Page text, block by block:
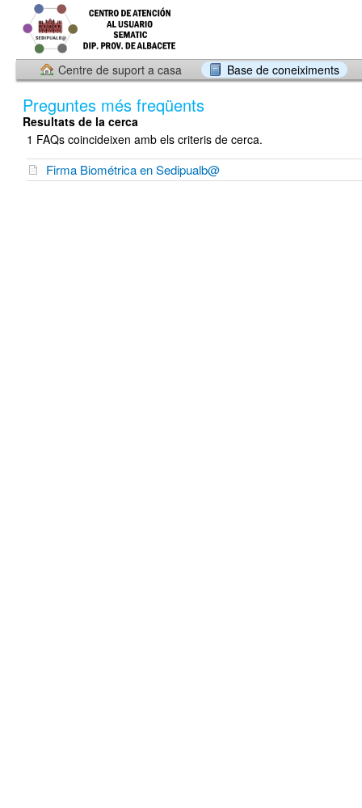
Centre de suport a casa Base de coneiximents
Preguntes més freqüents
Resultats de la cerca
1 FAQs coincideixen amb els criteris de cerca.
Firma Biométrica en Sedipualb@